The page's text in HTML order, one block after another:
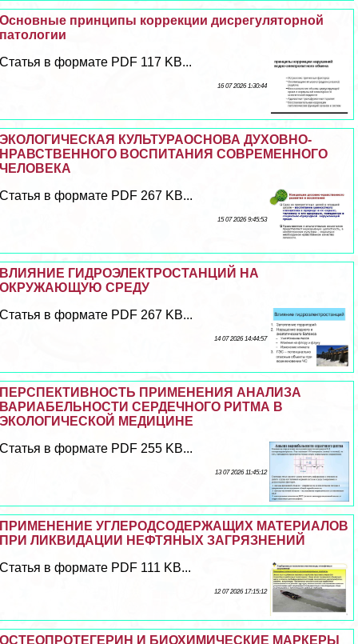
Основные принципы коррекции дисрегуляторной
патологии
Статья в формате PDF 117 KB...
16 07 2026 1:30:44
ЭКОЛОГИЧЕСКАЯ КУЛЬТУРАОСНОВА ДУХОВНО-
НРАВСТВЕННОГО ВОСПИТАНИЯ СОВРЕМЕННОГО
ЧЕЛОВЕКА
Статья в формате PDF 267 KB...
15 07 2026 9:45:53
ВЛИЯНИЕ ГИДРОЭЛЕКТРОСТАНЦИЙ НА
ОКРУЖАЮЩУЮ СРЕДУ
Статья в формате PDF 267 KB...
14 07 2026 14:44:57
ПЕРСПЕКТИВНОСТЬ ПРИМЕНЕНИЯ АНАЛИЗА
ВАРИАБЕЛЬНОСТИ СЕРДЕЧНОГО РИТМА В
ЭКОЛОГИЧЕСКОЙ МЕДИЦИНЕ
Статья в формате PDF 255 KB...
13 07 2026 11:45:12
ПРИМЕНЕНИЕ УГЛЕРОДСОДЕРЖАЩИХ МАТЕРИАЛОВ
ПРИ ЛИКВИДАЦИИ НЕФТЯНЫХ ЗАГРЯЗНЕНИЙ
Статья в формате PDF 111 KB...
12 07 2026 17:15:12
ОСТЕОПРОТЕГЕРИН И БИОХИМИЧЕСКИЕ МАРКЕРЫ